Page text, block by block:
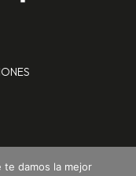
te damos la mejor